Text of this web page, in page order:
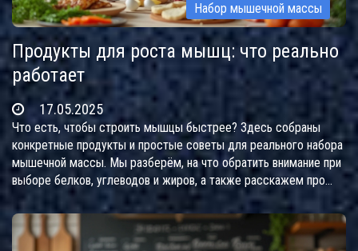
Набор мышечной массы
Продукты для роста мышц: что реально
работает
17.05.2025
Что есть, чтобы строить мышцы быстрее? Здесь собраны
конкретные продукты и простые советы для реального набора
мышечной массы. Мы разберём, на что обратить внимание при
выборе белков, углеводов и жиров, а также расскажем про
частые ошибки из-за которых масса не растёт. Всё в формате,
который легко применить на практике даже новичку.